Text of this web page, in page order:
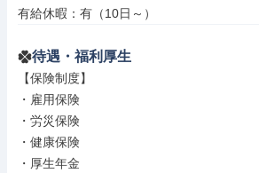
有給休暇：有（10日～）
待遇・福利厚生
【保険制度】
・雇用保険
・労災保険
・健康保険
・厚生年金